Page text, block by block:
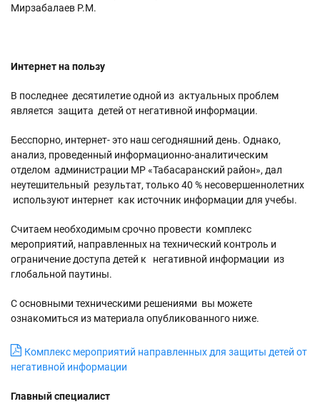
Мирзабалаев Р.М.
Интернет на пользу
В последнее десятилетие одной из актуальных проблем
является защита детей от негативной информации.
Бесспорно, интернет- это наш сегодняшний день. Однако,
анализ, проведенный информационно-аналитическим
отделом администрации МР «Табасаранский район», дал
неутешительный результат, только 40 % несовершеннолетних
используют интернет как источник информации для учебы.
Считаем необходимым срочно провести комплекс
мероприятий, направленных на технический контроль и
ограничение доступа детей к негативной информации из
глобальной паутины.
С основными техническими решениями вы можете
ознакомиться из материала опубликованного ниже.
Комплекс мероприятий направленных для защиты детей от
негативной информации
Главный специалист